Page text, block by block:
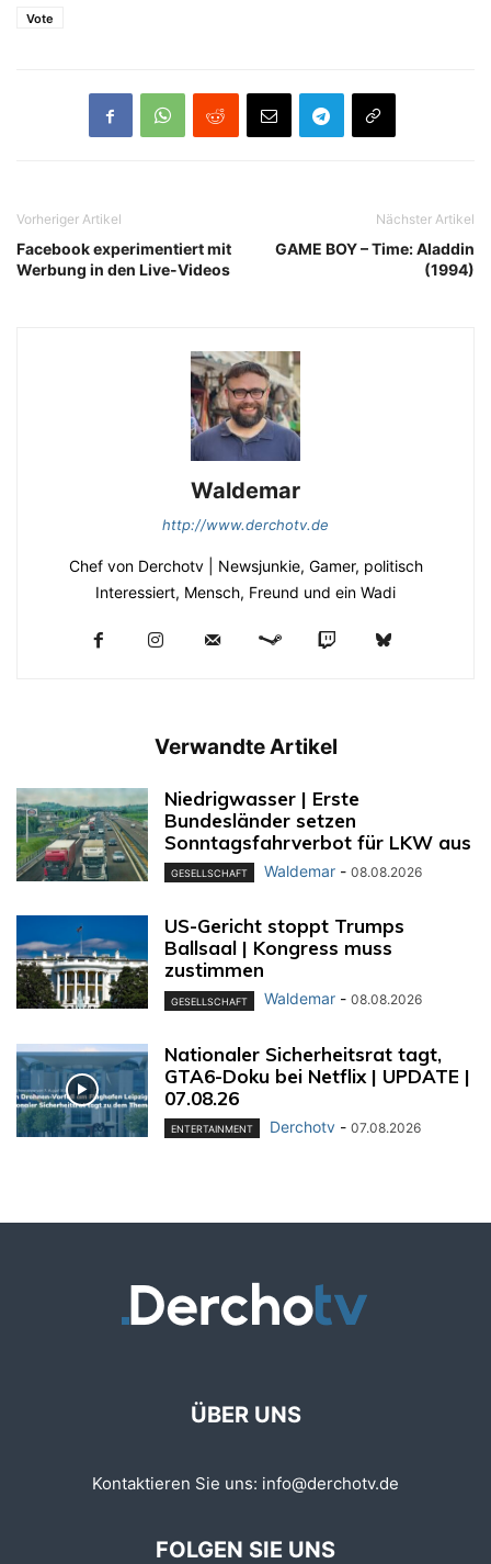
Vote
Vorheriger Artikel
Facebook experimentiert mit
Werbung in den Live-Videos
Nächster Artikel
GAME BOY – Time: Aladdin
(1994)
Waldemar
http://www.derchotv.de
Chef von Derchotv | Newsjunkie, Gamer, politisch
Interessiert, Mensch, Freund und ein Wadi
Verwandte Artikel
Niedrigwasser | Erste
Bundesländer setzen
Sonntagsfahrverbot für LKW aus
GESELLSCHAFT Waldemar - 08.08.2026
US-Gericht stoppt Trumps
Ballsaal | Kongress muss
zustimmen
GESELLSCHAFT Waldemar - 08.08.2026
Nationaler Sicherheitsrat tagt,
GTA6-Doku bei Netflix | UPDATE |
07.08.26
ENTERTAINMENT Derchotv - 07.08.2026
ÜBER UNS
Kontaktieren Sie uns: info@derchotv.de
FOLGEN SIE UNS